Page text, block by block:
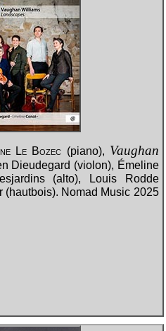
Le Bozec (piano), Vaughan
Dieudegard (violon), Émeline
(alto), Louis Rodde
Nomad Music 2025